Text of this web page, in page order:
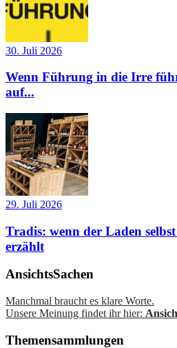
30. Juli 2026
Wenn Führung in die Irre
auf...
29. Juli 2026
Tradis: wenn der Laden selbst
erzählt
AnsichtsSachen
Manchmal braucht es klare Worte.
Unsere Meinung findet ihr hier:
Themensammlungen